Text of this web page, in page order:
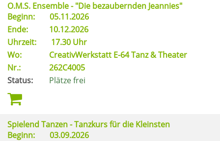
O.M.S. Ensemble - "Die bezaubernden Jeannies"
Beginn:
05.11.2026
Ende:
10.12.2026
Uhrzeit:
17.30 Uhr
Wo:
CreativWerkstatt E-64 Tanz & Theater
Nr.:
262C4005
Status:
Plätze frei
Spielend Tanzen - Tanzkurs für die Kleinsten
Beginn:
03.09.2026